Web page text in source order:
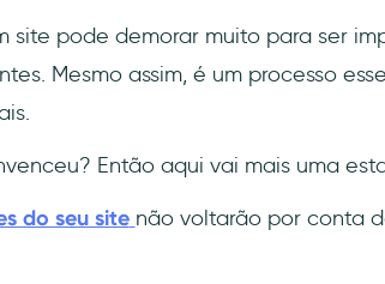
site pode demorar muito para ser
Mesmo assim, é um processo
Então aqui vai mais uma
do seu site não voltarão por conta